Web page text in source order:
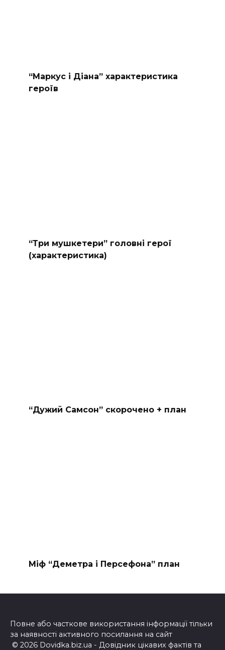
“Маркус і Діана” характеристика
героїв
“Три мушкетери” головні герої
(характеристика)
“Дужий Самсон” скорочено + план
Міф “Деметра і Персефона” план
Повне або часткове використання інформації тільки
за наявності активного посилання на сайт
© 2026 Dovidka.biz.ua - Довідник цікавих фактів та